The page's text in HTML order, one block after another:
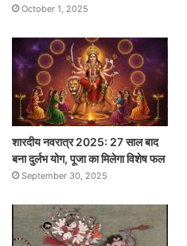
October 1, 2025
शारदीय नवरात्र 2025: 27 साल बाद
बना दुर्लभ योग, पूजा का मिलेगा विशेष फल
September 30, 2025